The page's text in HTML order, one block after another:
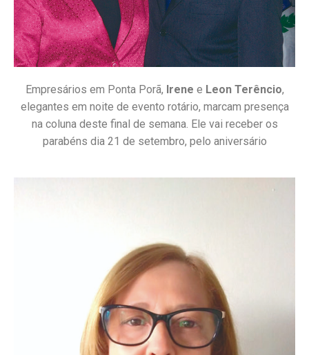
Empresários em Ponta Porã, Irene e Leon Terêncio,
elegantes em noite de evento rotário, marcam presença
na coluna deste final de semana. Ele vai receber os
parabéns dia 21 de setembro, pelo aniversário